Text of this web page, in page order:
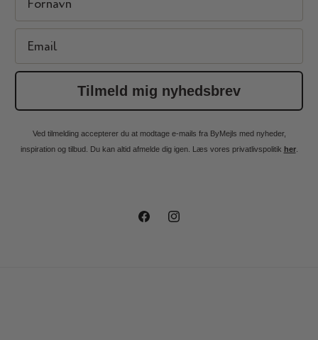
Tilmeld mig nyhedsbrev
Ved tilmelding accepterer du at modtage e-mails fra ByMejls med nyheder,
inspiration og tilbud. Du kan altid afmelde dig igen. Læs vores privatlivspolitik her.
FacebookInstagram